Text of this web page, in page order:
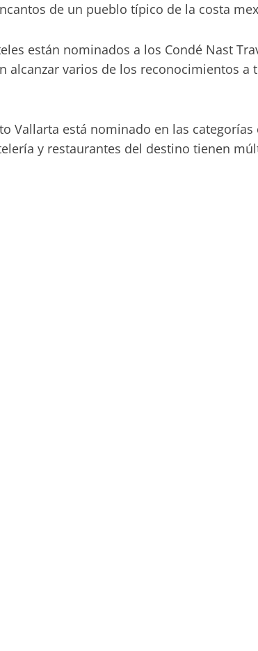
de un pueblo típico de la costa
están nominados a los Condé Nast
varios de los reconocimientos a
Vallarta está nominado en las
y restaurantes del destino tienen